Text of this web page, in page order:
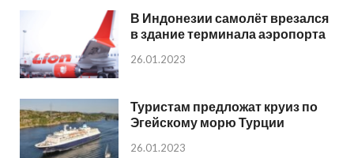
В Индонезии самолёт врезался
в здание терминала аэропорта
26.01.2023
Туристам предложат круиз по
Эгейскому морю Турции
26.01.2023